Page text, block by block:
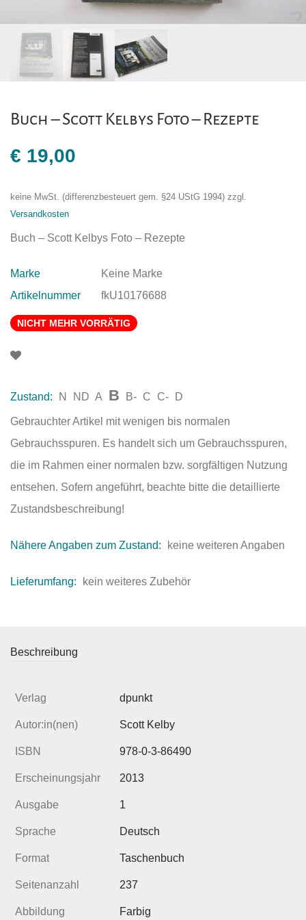
Buch – Scott Kelbys Foto – Rezepte
€ 19,00
keine MwSt. (differenzbesteuert gem. §24 UStG 1994) zzgl.
Versandkosten
Buch – Scott Kelbys Foto – Rezepte
Marke
Keine Marke
Artikelnummer
fkU10176688
NICHT MEHR VORRÄTIG
Zustand: N ND A B B- C C- D
Gebrauchter Artikel mit wenigen bis normalen
Gebrauchsspuren. Es handelt sich um Gebrauchsspuren,
die im Rahmen einer normalen bzw. sorgfältigen Nutzung
entsehen. Sofern angeführt, beachte bitte die detaillierte
Zustandsbeschreibung!
Nähere Angaben zum Zustand: keine weiteren Angaben
Lieferumfang: kein weiteres Zubehör
Beschreibung
Verlag dpunkt
Autor:in(nen) Scott Kelby
ISBN 978-0-3-86490
Erscheinungsjahr 2013
Ausgabe 1
Sprache Deutsch
Format Taschenbuch
Seitenanzahl 237
Abbildung Farbig